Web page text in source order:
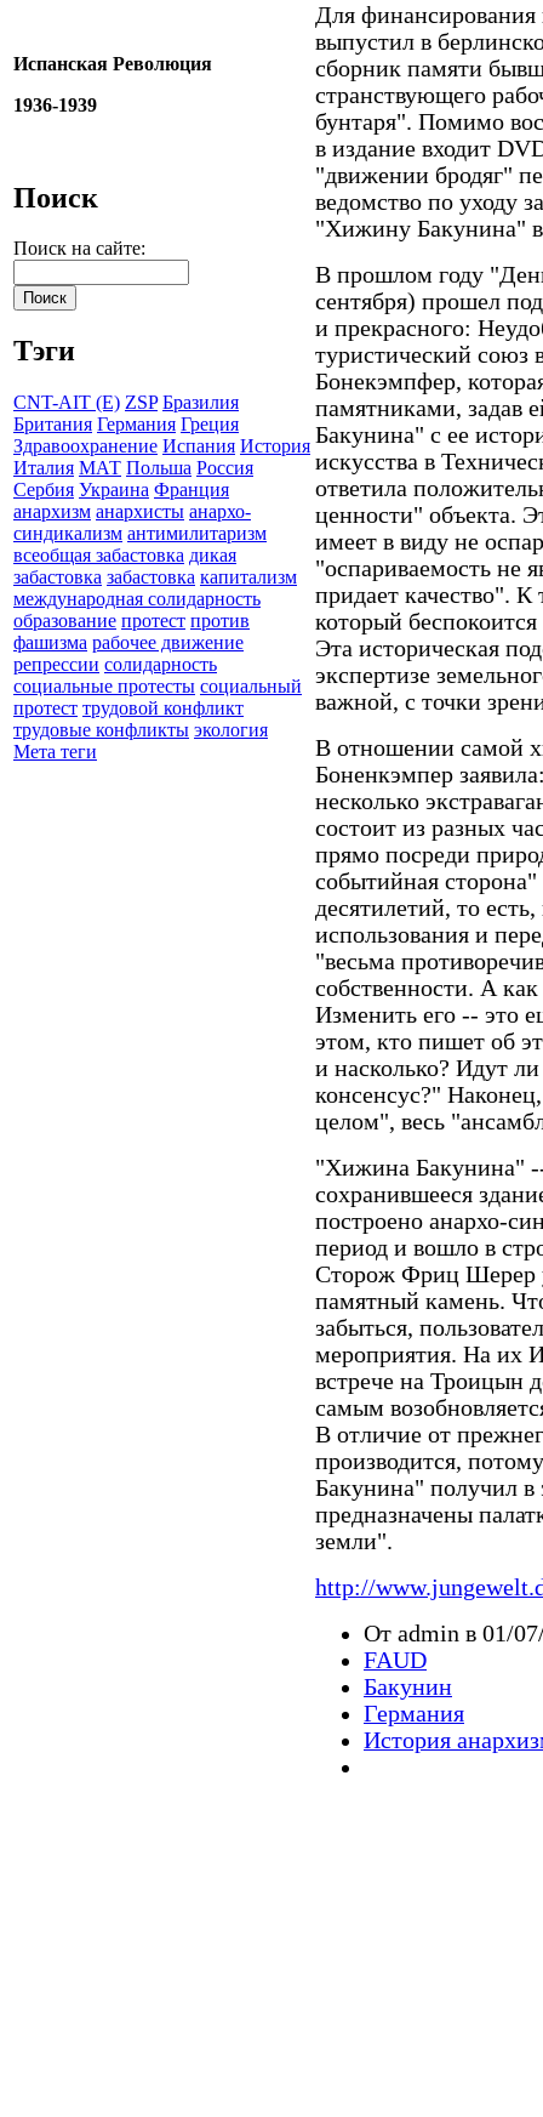
Испанская Революция
1936-1939
Поиск
Поиск на сайте:
Тэги
CNT-AIT (E) ZSP Бразилия
Британия Германия Греция
Здравоохранение Испания История
Италия МАТ Польша Россия
Сербия Украина Франция
анархизм анархисты анархо-
синдикализм антимилитаризм
всеобщая забастовка дикая
забастовка забастовка капитализм
международная солидарность
образование протест против
фашизма рабочее движение
репрессии солидарность
социальные протесты социальный
протест трудовой конфликт
трудовые конфликты экология
Мета теги
Для финансирования
выпустил в
сборник памяти
странствующего
бунтаря". Помимо
в издание входит
"движении бродяг"
ведомство по уходу
"Хижину Бакунина"
В прошлом году
сентября) прошел
и прекрасного:
туристический союз
Бонекэмпфер,
памятниками, задав
Бакунина" с ее
искусства в
ответила
ценности" объекта.
имеет в виду не
"оспариваемость не
придает качество".
который
Эта историческая
экспертизе
важной, с точки
В отношении самой
Боненкэмпер
несколько
состоит из разных
прямо посреди
событийная
десятилетий, то
использования и
"весьма
собственности. А
Изменить его -- это
этом, кто пишет об
и насколько? Идут
консенсус?"
целом", весь
"Хижина Бакунина" --
сохранившееся
построено анархо-
период и вошло в
Сторож Фриц Шерер
памятный камень.
забыться,
мероприятия. На их
встрече на Троицын
самым
В отличие от
производится,
Бакунина" получил в
предназначены
земли".
http://
От admin в 01/
FAUD
Бакунин
Германия
История